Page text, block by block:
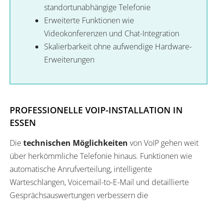
standortunabhängige Telefonie
Erweiterte Funktionen wie
Videokonferenzen und Chat-Integration
Skalierbarkeit ohne aufwendige Hardware-
Erweiterungen
PROFESSIONELLE VOIP-INSTALLATION IN
ESSEN
Die technischen Möglichkeiten von VoIP gehen weit
über herkömmliche Telefonie hinaus. Funktionen wie
automatische Anrufverteilung, intelligente
Warteschlangen, Voicemail-to-E-Mail und detaillierte
Gesprächsauswertungen verbessern die